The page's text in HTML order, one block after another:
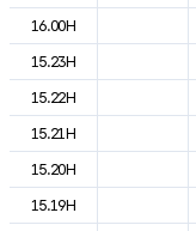
16.00H
15.23H
15.22H
15.21H
15.20H
15.19H